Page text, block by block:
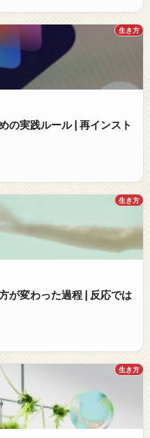
生き方
の実践ルール | 再インスト
生き方
が変わった過程 | 反応では
生き方